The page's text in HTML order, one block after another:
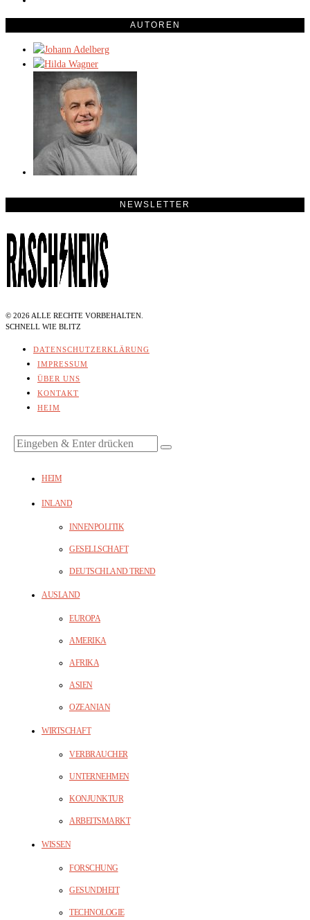
AUTOREN
NEWSLETTER
© 2026 ALLE RECHTE VORBEHALTEN.
SCHNELL WIE BLITZ
DATENSCHUTZERKLÄRUNG
IMPRESSUM
ÜBER UNS
KONTAKT
HEIM
HEIM
INLAND
INNENPOLITIK
GESELLSCHAFT
DEUTSCHLAND TREND
AUSLAND
EUROPA
AMERIKA
AFRIKA
ASIEN
OZEANIAN
WIRTSCHAFT
VERBRAUCHER
UNTERNEHMEN
KONJUNKTUR
ARBEITSMARKT
WISSEN
FORSCHUNG
GESUNDHEIT
TECHNOLOGIE